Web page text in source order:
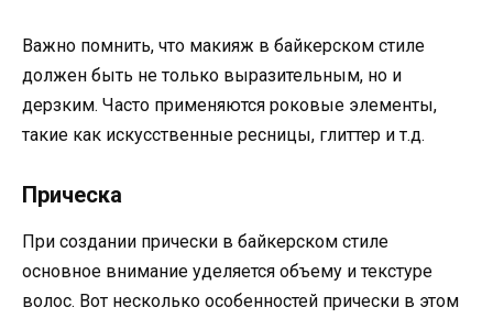
Важно помнить, что макияж в байкерском стиле
должен быть не только выразительным, но и
дерзким. Часто применяются роковые элементы,
такие как искусственные ресницы, глиттер и т.д.
Прическа
При создании прически в байкерском стиле
основное внимание уделяется объему и текстуре
волос. Вот несколько особенностей прически в этом